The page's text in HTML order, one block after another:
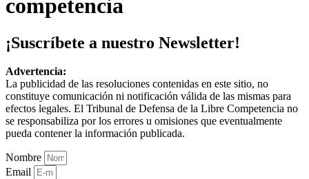
competencia
¡Suscríbete a nuestro Newsletter!
Advertencia:
La publicidad de las resoluciones contenidas en este sitio, no
constituye comunicación ni notificación válida de las mismas para
efectos legales. El Tribunal de Defensa de la Libre Competencia no
se responsabiliza por los errores u omisiones que eventualmente
pueda contener la información publicada.
Nombre
Email